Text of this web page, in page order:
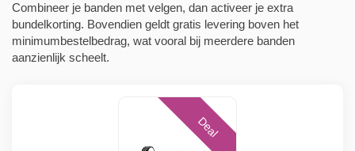
Combineer je banden met velgen, dan activeer je extra
bundelkorting. Bovendien geldt gratis levering boven het
minimumbestelbedrag, wat vooral bij meerdere banden
aanzienlijk scheelt.
Deal